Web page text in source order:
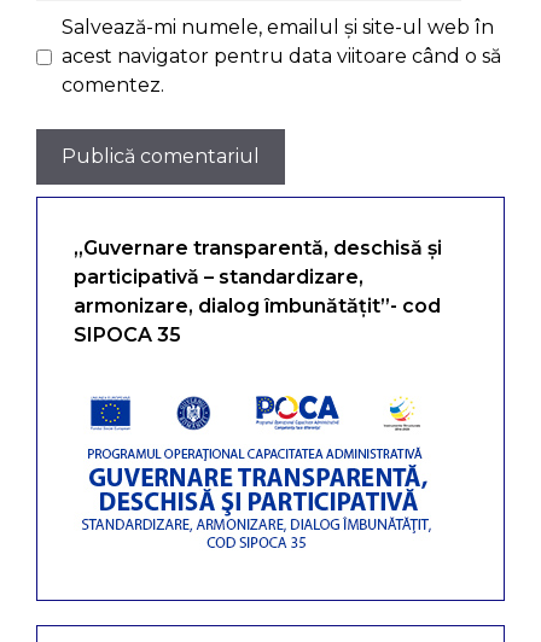
Salvează-mi numele, emailul și site-ul web în
acest navigator pentru data viitoare când o să
comentez.
„Guvernare transparentă, deschisă și
participativă – standardizare,
armonizare, dialog îmbunătățit”- cod
SIPOCA 35